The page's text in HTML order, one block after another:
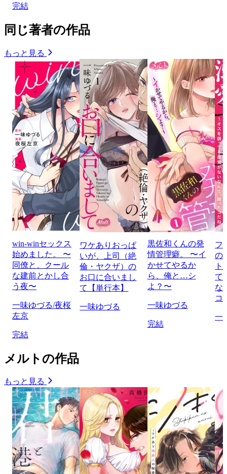
完結
同じ著者の作品
もっと見る
win-winセックス
始めました。 〜
同僚と、クール
な建前とかし合
う夜〜
一味ゆづる/夜桜
左京
完結
ワケありおっぱ
いが、上司（絶
倫・ヤクザ）の
お口に合いまし
て【単行本】
一味ゆづる
黒佐和くんの発
情管理癖。 〜イ
かせてやるか
ら、俺と…シ
よ？〜
一味ゆづる
完結
フ
の
ト
て
な
コ
一
メルトの作品
もっと見る